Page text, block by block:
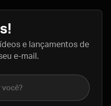
e lançamentos de
e-mail.